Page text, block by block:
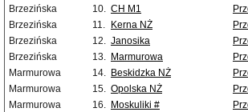
Brzezińska
10. CH M1
Brzezińska
11. Kerna NŻ
Brzezińska
12. Janosika
Brzezińska
13. Marmurowa
Marmurowa
14. Beskidzka NŻ
Marmurowa
15. Opolska NŻ
Marmurowa
16. Moskuliki #